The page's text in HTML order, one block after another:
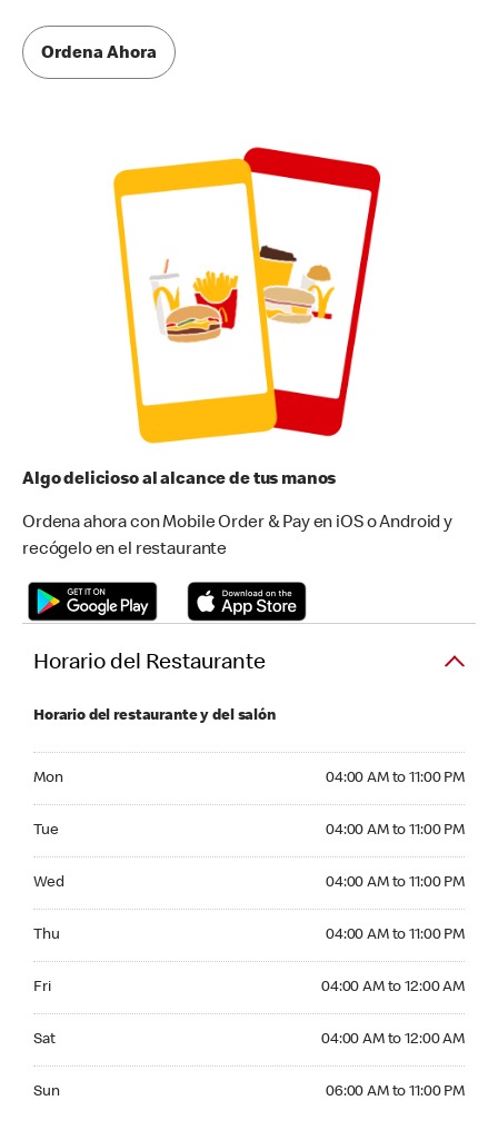
Ordena Ahora
Algo delicioso al alcance de tus manos
Ordena ahora con Mobile Order & Pay en iOS o Android y
recógelo en el restaurante
Horario del Restaurante
Horario del restaurante y del salón
Mon 04:00 AM to 11:00 PM
Tue 04:00 AM to 11:00 PM
Wed 04:00 AM to 11:00 PM
Thu 04:00 AM to 11:00 PM
Fri 04:00 AM to 12:00 AM
Sat 04:00 AM to 12:00 AM
Sun 06:00 AM to 11:00 PM